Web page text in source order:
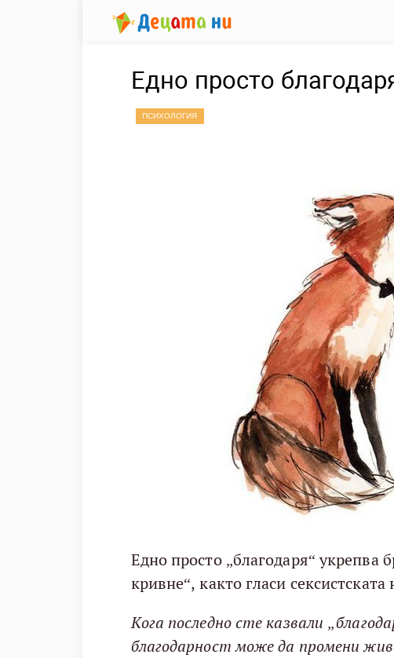
Едно просто
ПСИХОЛОГИЯ
Едно просто „благодаря“ укрепва
кривне“, както гласи
Кога последно сте казвали
благодарност може да промени